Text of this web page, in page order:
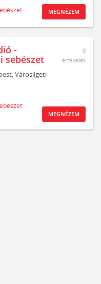
MEGNÉZEM
-
sebészet
Városligeti
0
értékelés
MEGNÉZEM